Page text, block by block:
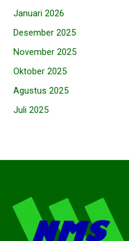
Januari 2026
Desember 2025
November 2025
Oktober 2025
Agustus 2025
Juli 2025